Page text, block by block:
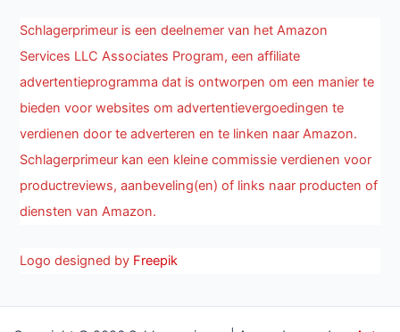
Schlagerprimeur is een deelnemer van het Amazon
Services LLC Associates Program, een affiliate
advertentieprogramma dat is ontworpen om een manier te
bieden voor websites om advertentievergoedingen te
verdienen door te adverteren en te linken naar Amazon.
Schlagerprimeur kan een kleine commissie verdienen voor
productreviews, aanbeveling(en) of links naar producten of
diensten van Amazon.
Logo designed by Freepik